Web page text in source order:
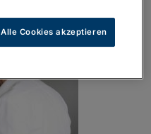
Alle Cookies akzeptieren